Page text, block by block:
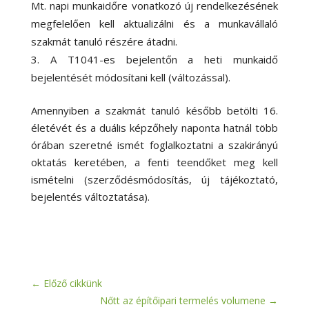
Mt. napi munkaidőre vonatkozó új rendelkezésének
megfelelően kell aktualizálni és a munkavállaló
szakmát tanuló részére átadni.
A T1041-es bejelentőn a heti munkaidő
bejelentését módosítani kell (változással).
Amennyiben a szakmát tanuló később betölti 16.
életévét és a duális képzőhely naponta hatnál több
órában szeretné ismét foglalkoztatni a szakirányú
oktatás keretében, a fenti teendőket meg kell
ismételni (szerződésmódosítás, új tájékoztató,
bejelentés változtatása).
← Előző cikkünk
Nőtt az építőipari termelés volumene →